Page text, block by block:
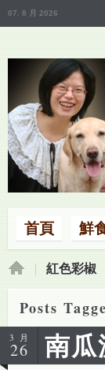
07. 8 月 2026
首頁 鮮
紅色彩椒
Posts
3 月
26 南